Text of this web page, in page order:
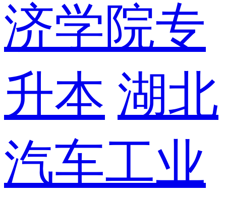
济学院专
升本 湖北
汽车工业